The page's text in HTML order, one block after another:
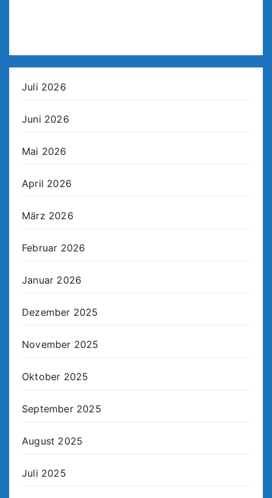
Juli 2026
Juni 2026
Mai 2026
April 2026
März 2026
Februar 2026
Januar 2026
Dezember 2025
November 2025
Oktober 2025
September 2025
August 2025
Juli 2025